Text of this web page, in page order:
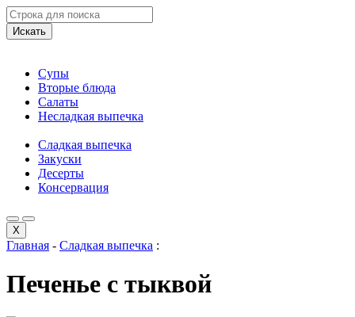
Искать
Супы
Вторые блюда
Салаты
Несладкая выпечка
Сладкая выпечка
Закуски
Десерты
Консервация
X
Главная - Сладкая выпечка :
Печенье с тыквой